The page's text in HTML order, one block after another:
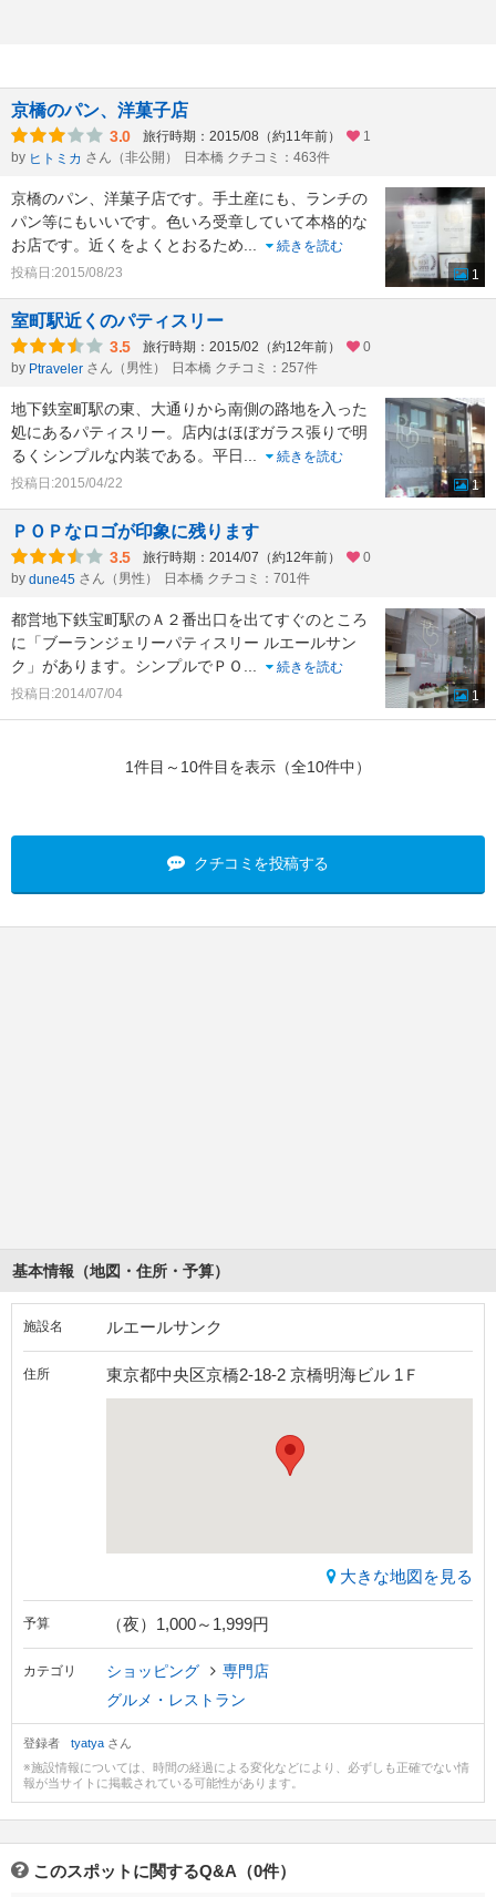
京橋のパン、洋菓子店
3.0 旅行時期：2015/08（約11年前）
1
by ヒトミカ さん（非公開） 日本橋 クチコミ：463件
京橋のパン、洋菓子店です。手土産にも、ランチの
パン等にもいいです。色いろ受章していて本格的な
お店です。近くをよくとおるため...
続きを読む
投稿日:2015/08/23
1
室町駅近くのパティスリー
3.5 旅行時期：2015/02（約12年前）
0
by Ptraveler さん（男性） 日本橋 クチコミ：257件
地下鉄室町駅の東、大通りから南側の路地を入った
処にあるパティスリー。店内はほぼガラス張りで明
るくシンプルな内装である。平日...
続きを読む
投稿日:2015/04/22
1
ＰＯＰなロゴが印象に残ります
3.5 旅行時期：2014/07（約12年前）
0
by dune45 さん（男性） 日本橋 クチコミ：701件
都営地下鉄宝町駅のＡ２番出口を出てすぐのところ
に「ブーランジェリーパティスリー ルエールサン
ク」があります。シンプルでＰＯ ...
続きを読む
投稿日:2014/07/04
1
1件目～10件目を表示（全10件中）
クチコミを投稿する
基本情報（地図・住所・予算）
施設名 ルエールサンク
住所 東京都中央区京橋2-18-2 京橋明海ビル 1Ｆ
大きな地図を見る
予算 （夜）1,000～1,999円
カテゴリ ショッピング
専門店
グルメ・レストラン
登録者 tyatya さん
※施設情報については、時間の経過による変化などにより、必ずしも正確でない情
報が当サイトに掲載されている可能性があります。
このスポットに関するQ&A（0件）